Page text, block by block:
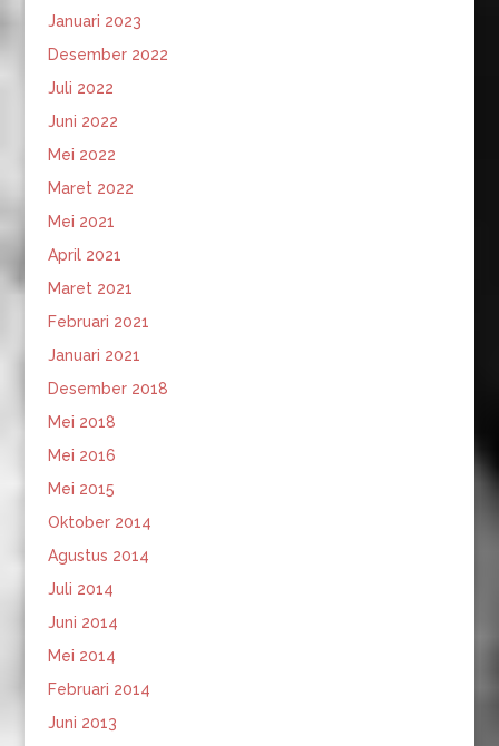
Januari 2023
Desember 2022
Juli 2022
Juni 2022
Mei 2022
Maret 2022
Mei 2021
April 2021
Maret 2021
Februari 2021
Januari 2021
Desember 2018
Mei 2018
Mei 2016
Mei 2015
Oktober 2014
Agustus 2014
Juli 2014
Juni 2014
Mei 2014
Februari 2014
Juni 2013